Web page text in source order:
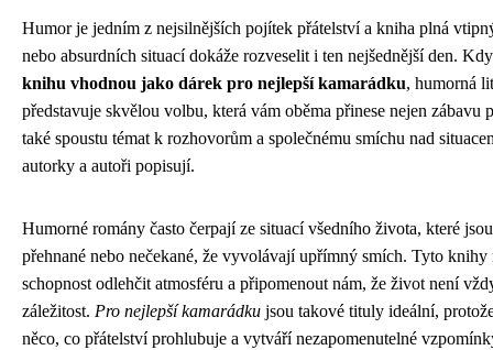
Humor je jedním z nejsilnějších pojítek přátelství a kniha plná
nebo absurdních situací dokáže rozveselit i ten nejšednější den.
knihu vhodnou jako dárek pro nejlepší kamarádku, humorná
představuje skvělou volbu, která vám oběma přinese nejen zábavu
také spoustu témat k rozhovorům a společnému smíchu nad
autorky a autoři popisují.
Humorné romány často čerpají ze situací všedního života, které
přehnané nebo nečekané, že vyvolávají upřímný smích. Tyto knihy
schopnost odlehčit atmosféru a připomenout nám, že život není
záležitost. Pro nejlepší kamarádku jsou takové tituly ideální,
něco, co přátelství prohlubuje a vytváří nezapomenutelné